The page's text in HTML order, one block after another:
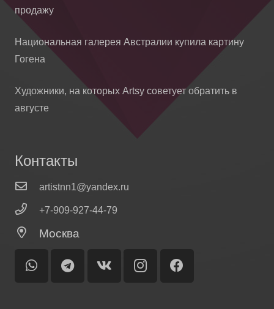
продажу
Национальная галерея Австралии купила картину
Гогена
Художники, на которых Artsy советует обратить в
августе
Контакты
artistnn1@yandex.ru
+7-909-927-44-79
Москва